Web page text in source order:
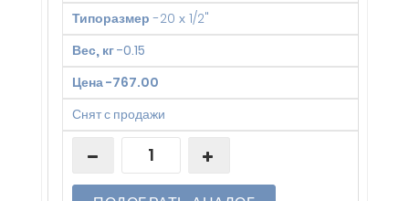
Типоразмер -20 х 1/2"
Вес, кг-0.15
Цена-767.00
Снят с продажи